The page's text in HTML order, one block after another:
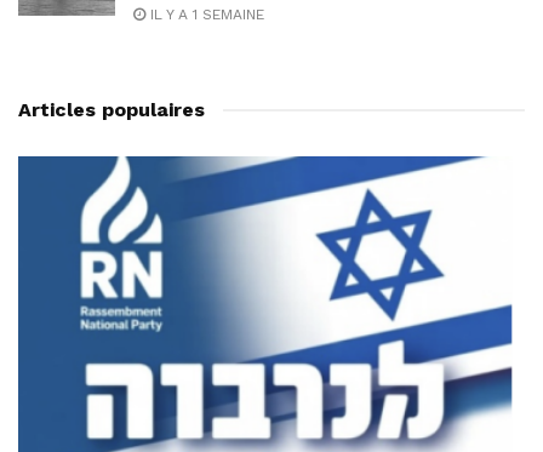
IL Y A 1 SEMAINE
Articles populaires